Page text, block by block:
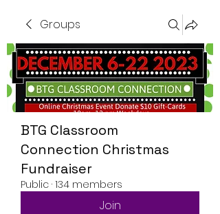
Groups
BTG Classroom
Connection Christmas
Fundraiser
Public · 134 members
Join